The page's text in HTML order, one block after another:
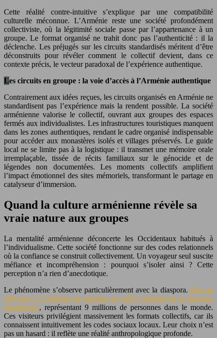
Cette réalité contre-intuitive s’explique par une compatibilité
culturelle méconnue. L’Arménie reste une société profondément
collectiviste, où la légitimité sociale passe par l’appartenance à un
groupe. Le format organisé ne trahit donc pas l’authenticité : il la
déclenche. Les préjugés sur les circuits standardisés méritent d’être
déconstruits pour révéler comment le collectif devient, dans ce
contexte précis, le vecteur paradoxal de l’expérience authentique.
Les circuits en groupe : la voie d’accès à l’Arménie authentique
Contrairement aux idées reçues, les circuits organisés en Arménie ne
standardisent pas l’expérience mais la rendent possible. La société
arménienne valorise le collectif, ouvrant aux groupes des espaces
fermés aux individualistes. Les infrastructures touristiques manquent
dans les zones authentiques, rendant le cadre organisé indispensable
pour accéder aux monastères isolés et villages préservés. Le guide
local ne se limite pas à la logistique : il transmet une mémoire orale
irremplaçable, tissée de récits familiaux sur le génocide et de
légendes non documentées. Les moments collectifs amplifient
l’impact émotionnel des sites mémoriels, transformant le partage en
catalyseur d’immersion.
Quand la culture arménienne révèle sa
vraie nature aux groupes
La mentalité arménienne déconcerte les Occidentaux habitués à
l’individualisme. Cette société fonctionne sur des codes relationnels
où la confiance se construit collectivement. Un voyageur seul suscite
méfiance et incompréhension : pourquoi s’isoler ainsi ? Cette
perception n’a rien d’anecdotique.
Le phénomène s’observe particulièrement avec la diaspora. Plus de
20% des 2,3 millions de touristes en 2023 viennent de la diaspora
arménienne, représentant 9 millions de personnes dans le monde.
Ces visiteurs privilégient massivement les formats collectifs, car ils
connaissent intuitivement les codes sociaux locaux. Leur choix n’est
pas un hasard : il reflète une réalité anthropologique profonde.